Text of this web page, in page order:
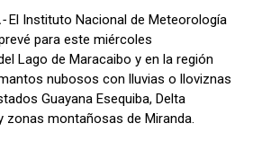
El Instituto Nacional de Meteorología
para este miércoles
Lago de Maracaibo y en la región
nubosos con lluvias o lloviznas
Guayana Esequiba, Delta
zonas montañosas de Miranda.